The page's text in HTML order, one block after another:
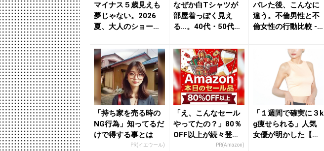
マイナス５歳見えも
夢じゃない。2026
夏、大人のショート
れ...
なぜか白Tシャツが
部屋着っぽく見え
る…。40代・50代が
イン...
バレた後、こんなに
違う。不倫男性と不
倫女性の行動比較 -
「持ち家を売る時の
NG行為」知ってるだ
けで得する事とは
PR(イエウール)
「え、こんなセール
やってたの？」80％
OFF以上が続々登
場！Amazonの本気
PR(Amazon)
「１週間で確実に３k
g痩せられる」人気
女優が明かした【簡